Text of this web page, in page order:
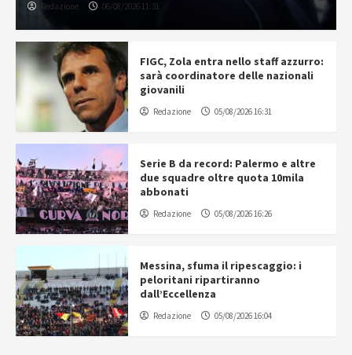
Redazione 06/08/2026 11:31
FIGC, Zola entra nello staff azzurro:
sarà coordinatore delle nazionali
giovanili
Redazione 05/08/2026 16:31
Serie B da record: Palermo e altre
due squadre oltre quota 10mila
abbonati
Redazione 05/08/2026 16:26
Messina, sfuma il ripescaggio: i
peloritani ripartiranno
dall’Eccellenza
Redazione 05/08/2026 16:04